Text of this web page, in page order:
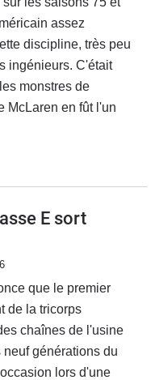
assez
discipline, très peu
ingénieurs. C'était
monstres de
McLaren en fût l'un
E sort
que le premier
de la tricorps
chaînes de l'usine
générations du
lors d'une